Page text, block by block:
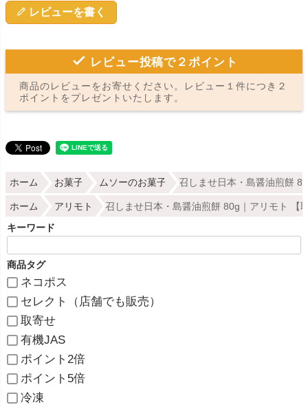
レビューを書く
レビュー投稿で２ポイント
商品のレビューをお寄せください。レビュー１件につき２
ポイントをプレゼントいたします。
ホーム お菓子 ムソーのお菓子 召しませ日本・島醤油煎餅
ホーム アリモト 召しませ日本・島醤油煎餅 80g｜アリモト 【
キーワード
商品タグ
ネコポス
セレクト（店舗でも販売）
取寄せ
有機JAS
ポイント2倍
ポイント5倍
冷凍